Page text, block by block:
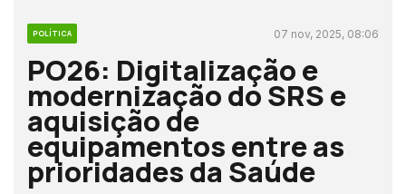
POLÍTICA 07 nov, 2025, 08:06
PO26: Digitalização e
modernização do SRS e
aquisição de
equipamentos entre as
prioridades da Saúde